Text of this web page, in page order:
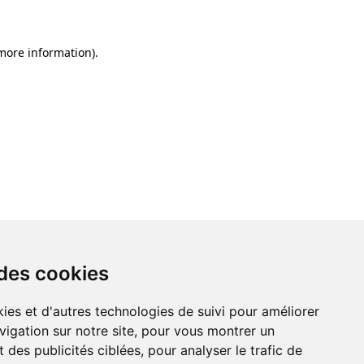
cookies
et d'autres technologies de suivi pour améliorer
sur notre site, pour vous montrer un
des publicités ciblées, pour analyser le trafic de
information).